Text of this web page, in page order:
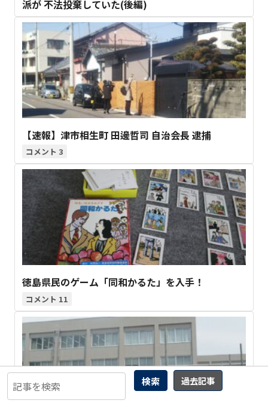
検索 過去記事
派が 不法投棄していた(後編)
【速報】津市相生町 田邊哲司 自治会長 逮捕
3
徳島県民のゲーム「同和かるた」を入手！
11